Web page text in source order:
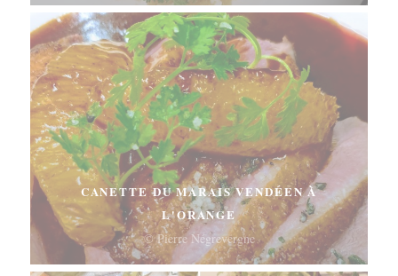
CANETTE DU MARAIS VENDÉEN À
L'ORANGE
© Pierre Négrevergne